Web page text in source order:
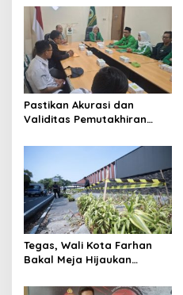
Pastikan Akurasi dan
Validitas Pemutakhiran
Cimahi Lakukan
Tegas, Wali Kota Farhan
Bakal Meja Hijaukan
Riau